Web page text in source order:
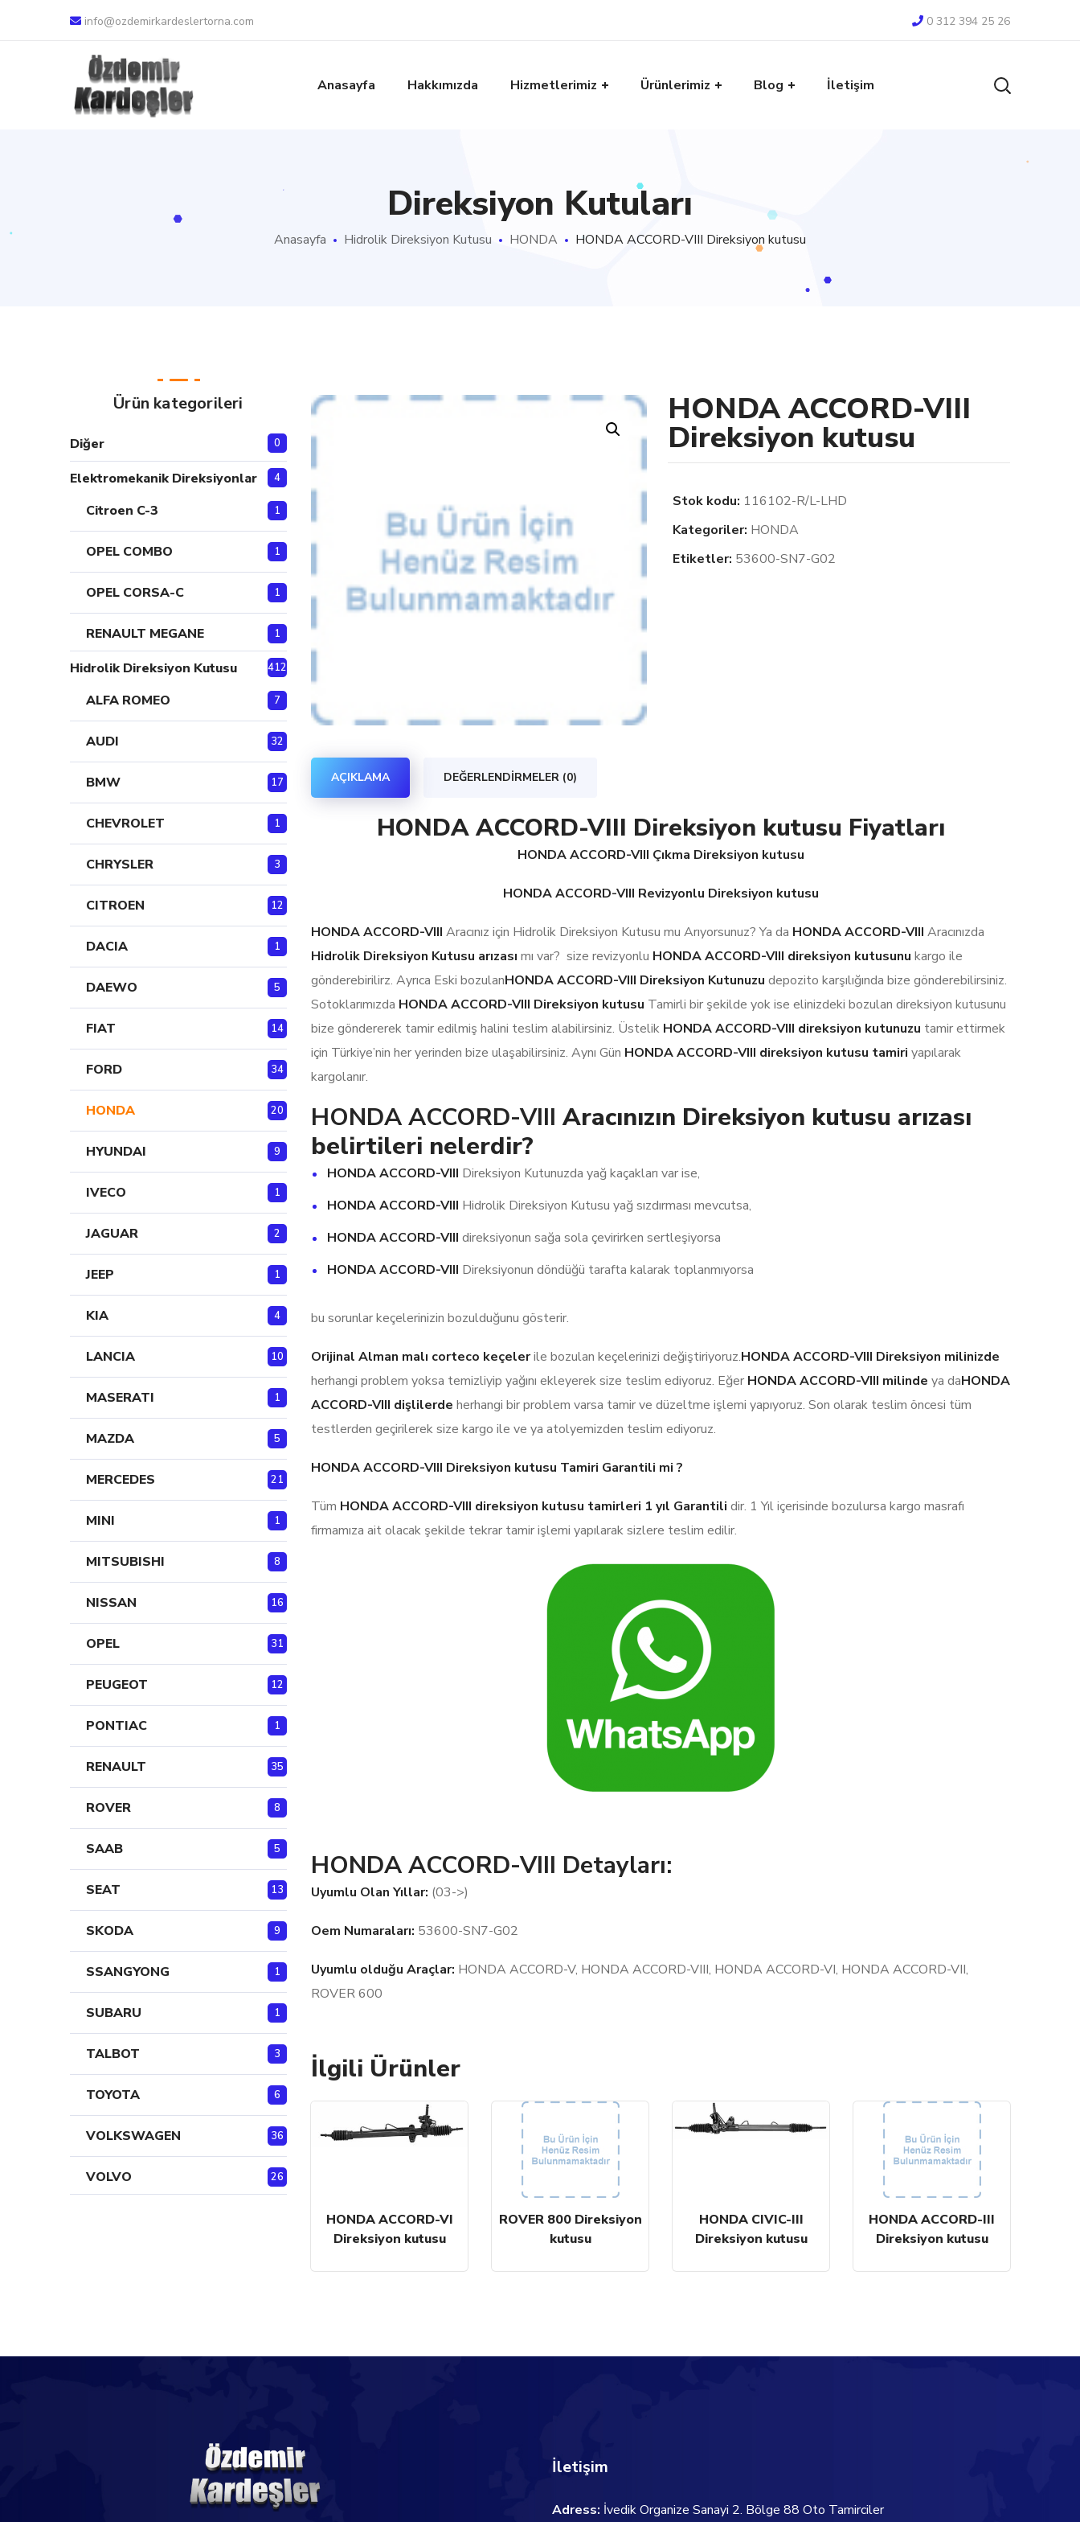
info@ozdemirkardeslertorna.com 0 312 394 25 26
Anasayfa Hakkımızda Hizmetlerimiz Ürünlerimiz Blog İletişim
Direksiyon Kutuları
Anasayfa Hidrolik Direksiyon Kutusu HONDA HONDA ACCORD-VIII Direksiyon kutusu
HONDA ACCORD-VIII
Direksiyon kutusu
Stok kodu: 116102-R/L-LHD
Kategoriler: HONDA
Etiketler: 53600-SN7-G02
AÇIKLAMA DEĞERLENDIRMELER (0)
HONDA ACCORD-VIII Direksiyon kutusu Fiyatları
HONDA ACCORD-VIII Çıkma Direksiyon kutusu
HONDA ACCORD-VIII Revizyonlu Direksiyon kutusu
HONDA ACCORD-VIII Aracınız için Hidrolik Direksiyon Kutusu mu Arıyorsunuz? Ya da HONDA ACCORD-VIII Aracınızda
Hidrolik Direksiyon Kutusu arızası mı var? size revizyonlu HONDA ACCORD-VIII direksiyon kutusunu kargo ile
gönderebirilirz. Ayrıca Eski bozulanHONDA ACCORD-VIII Direksiyon Kutunuzu depozito karşılığında bize gönderebilirsiniz.
Sotoklarımızda HONDA ACCORD-VIII Direksiyon kutusu Tamirli bir şekilde yok ise elinizdeki bozulan direksiyon kutusunu
bize göndererek tamir edilmiş halini teslim alabilirsiniz. Üstelik HONDA ACCORD-VIII direksiyon kutunuzu tamir ettirmek
için Türkiye’nin her yerinden bize ulaşabilirsiniz. Aynı Gün HONDA ACCORD-VIII direksiyon kutusu tamiri yapılarak
kargolanır.
HONDA ACCORD-VIII Aracınızın Direksiyon kutusu arızası
belirtileri nelerdir?
HONDA ACCORD-VIII Direksiyon Kutunuzda yağ kaçakları var ise,
HONDA ACCORD-VIII Hidrolik Direksiyon Kutusu yağ sızdırması mevcutsa,
HONDA ACCORD-VIII direksiyonun sağa sola çevirirken sertleşiyorsa
HONDA ACCORD-VIII Direksiyonun döndüğü tarafta kalarak toplanmıyorsa
bu sorunlar keçelerinizin bozulduğunu gösterir.
Orijinal Alman malı corteco keçelerile bozulan keçelerinizi değiştiriyoruz.HONDA ACCORD-VIII Direksiyon milinizde
herhangi problem yoksa temizliyip yağını ekleyerek size teslim ediyoruz. Eğer HONDA ACCORD-VIII milinde ya daHONDA
ACCORD-VIII dişlilerde herhangi bir problem varsa tamir ve düzeltme işlemi yapıyoruz. Son olarak teslim öncesi tüm
testlerden geçirilerek size kargo ile ve ya atolyemizden teslim ediyoruz.
HONDA ACCORD-VIII Direksiyon kutusu Tamiri Garantili mi ?
Tüm HONDA ACCORD-VIII direksiyon kutusu tamirleri 1 yıl Garantili dir. 1 Yıl içerisinde bozulursa kargo masrafı
firmamıza ait olacak şekilde tekrar tamir işlemi yapılarak sizlere teslim edilir.
HONDA ACCORD-VIII Detayları:
Uyumlu Olan Yıllar: (03->)
Oem Numaraları: 53600-SN7-G02
Uyumlu olduğu Araçlar: HONDA ACCORD-V, HONDA ACCORD-VIII, HONDA ACCORD-VI, HONDA ACCORD-VII,
ROVER 600
İlgili Ürünler
HONDA ACCORD-VI
Direksiyon kutusu
ROVER 800 Direksiyon
kutusu
HONDA CIVIC-III
Direksiyon kutusu
HONDA ACCORD-III
Direksiyon kutusu
Ürün kategorileri
Diğer 0
Elektromekanik Direksiyonlar 4
Citroen C-3 1
OPEL COMBO 1
OPEL CORSA-C 1
RENAULT MEGANE 1
Hidrolik Direksiyon Kutusu 412
ALFA ROMEO 7
AUDI 32
BMW 17
CHEVROLET 1
CHRYSLER 3
CITROEN 12
DACIA 1
DAEWO 5
FIAT 14
FORD 34
HONDA 20
HYUNDAI 9
IVECO 1
JAGUAR 2
JEEP 1
KIA 4
LANCIA 10
MASERATI 1
MAZDA 5
MERCEDES 21
MINI 1
MITSUBISHI 8
NISSAN 16
OPEL 31
PEUGEOT 12
PONTIAC 1
RENAULT 35
ROVER 8
SAAB 5
SEAT 13
SKODA 9
SSANGYONG 1
SUBARU 1
TALBOT 3
TOYOTA 6
VOLKSWAGEN 36
VOLVO 26
İletişim
Adress: İvedik Organize Sanayi 2. Bölge 88 Oto Tamirciler